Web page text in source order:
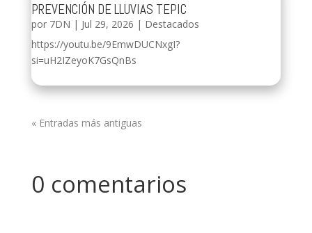
PREVENCIÓN DE LLUVIAS TEPIC
por 7DN | Jul 29, 2026 | Destacados
https://youtu.be/9EmwDUCNxgI?
si=uH2IZeyoK7GsQnBs
« Entradas más antiguas
0 comentarios